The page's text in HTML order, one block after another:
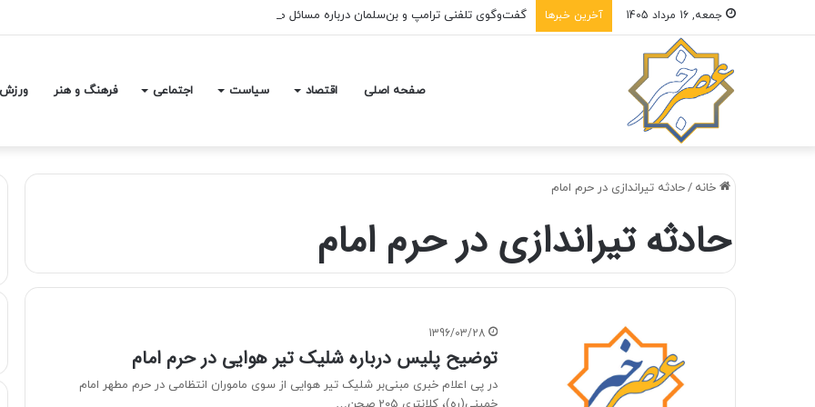
جمعه, 16 مرداد 1405 آخرین خبرها گفت‌وگوی تلفنی ترامپ و بن‌سلمان درباره مسائل مربوط به ایران
صفحه اصلی اقتصاد سیاست اجتماعی فرهنگ و هنر ورزش
خانه /حادثه تیراندازی در حرم امام
حادثه تیراندازی در حرم امام
1396/03/28
توضیح پلیس درباره شلیک تیر هوایی در حرم امام
در پی اعلام خبری مبنی‌بر شلیک تیر هوایی از سوی ماموران انتظامی در حرم مطهر امام